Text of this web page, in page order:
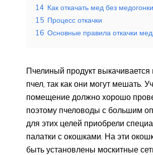
14 Как откачать мед без медогонки
15 Процесс откачки
16 Основные правила откачки
Пчелиный продукт выкачивается
пчел, так как они могут мешать.
помещение должно хорошо
поэтому пчеловоды с большим
для этих целей приобрели
палатки с окошками. На эти
быть установлены москитные